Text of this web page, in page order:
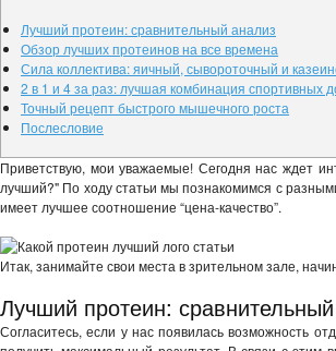
Лучший протеин: сравнительный анализ
Обзор лучших протеинов на все времена
Сила коллектива: яичный, сывороточный и
2 в 1 и 4 за раз: лучшая комбинация спортивных
Точный рецепт быстрого мышечного роста
Послесловие
Приветствую, мои уважаемые! Сегодня нас ждет
лучший?" По ходу статьи мы познакомимся с
имеет лучшее соотношение “цена-качество”.
Итак, занимайте свои места в зрительном зале,
Лучший протеин:
Согласитесь, если у нас появилась возможность